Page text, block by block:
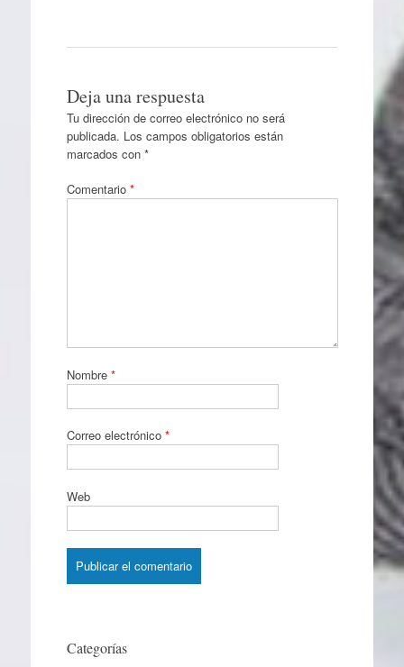
Deja una respuesta
Tu dirección de correo electrónico no será
publicada. Los campos obligatorios están
marcados con *
Comentario *
Nombre *
Correo electrónico *
Web
Categorías